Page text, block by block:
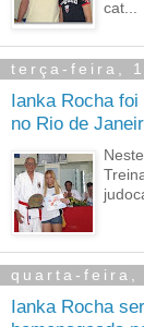
cat...
terça-feira,
Ianka Rocha foi
no Rio de
quarta-feira,
Ianka Rocha